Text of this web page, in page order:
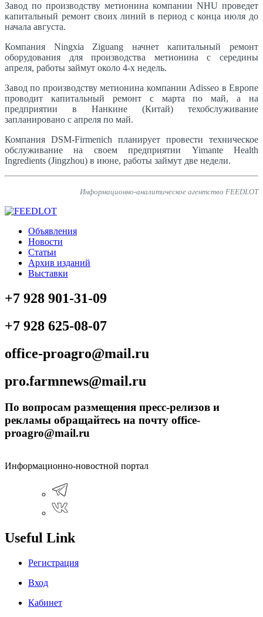
Завод по производству метионина компании NHU проведет
капитальный ремонт своих линий в период с конца июля до
начала августа.
Компания Ningxia Ziguang начнет капитальный ремонт
оборудования для производства метионина с середины
апреля, работы займут около 4-х недель.
Завод по производству метионина компании Adisseo в Европе
проводит капитальный ремонт с марта по май, а на
предприятии в Нанкине (Китай) техобслуживание
запланировано с апреля по май.
Компания DSM-Firmenich планирует провести техническое
обслуживание на своем предприятии Yimante Health
Ingredients (Jingzhou) в июне, работы займут две недели.
Информационно-аналитическое агентство FEEDLOT
Объявления
Новости
Статьи
Архив изданий
Выставки
+7 928 901-31-09
+7 928 625-08-07
office-proagro@mail.ru
pro.farmnews@mail.ru
По вопросам размещения пресс-релизов и
рекламы обращайтесь на почту office-
proagro@mail.ru
Информационно-новостной портал
Useful Link
Регистрация
Вход
Кабинет